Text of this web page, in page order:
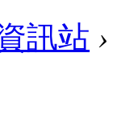
訊站 ›